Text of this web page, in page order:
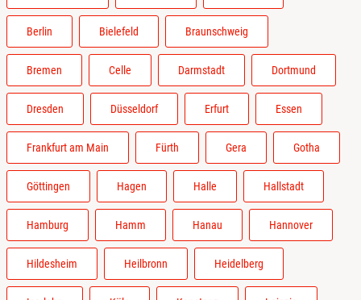
Berlin Bielefeld Braunschweig
Bremen Celle Darmstadt Dortmund
Dresden Düsseldorf Erfurt Essen
Frankfurt am Main Fürth Gera Gotha
Göttingen Hagen Halle Hallstadt
Hamburg Hamm Hanau Hannover
Hildesheim Heilbronn Heidelberg